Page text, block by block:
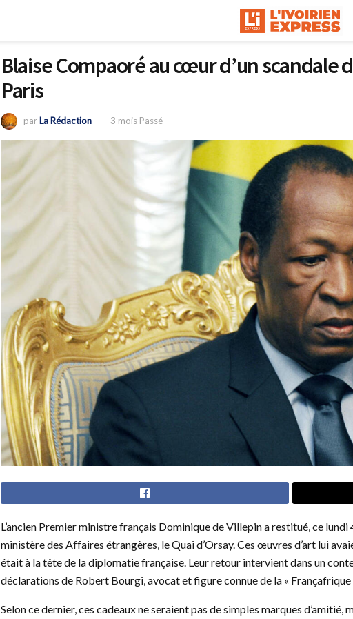
Blaise Compaoré au cœur d’un scandale
Paris
parLa Rédaction 3 mois Passé
L’ancien Premier ministre français Dominique de Villepin a restitué, ce
ministère des Affaires étrangères, le Quai d’Orsay. Ces œuvres d’art lui
était à la tête de la diplomatie française. Leur retour intervient dans un
déclarations de Robert Bourgi, avocat et figure connue de la « Françafrique
Selon ce dernier, ces cadeaux ne seraient pas de simples marques d’amitié,